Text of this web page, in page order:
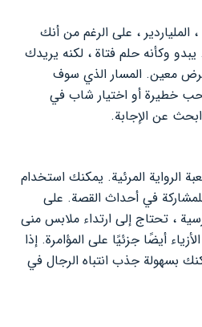
، على الرغم من أنك
وكأنه حلم فتاة ، لكنه يريدك
معين. المسار الذي سوف
خطيرة أو اختيار شاب في
عن الإجابة.
الرواية المرئية. يمكنك استخدام
في أحداث القصة. على
، تحتاج إلى ارتداء ملابس منى
أيضًا جزئيًا على المؤامرة. إذا
بسهولة جذب انتباه الرجال في